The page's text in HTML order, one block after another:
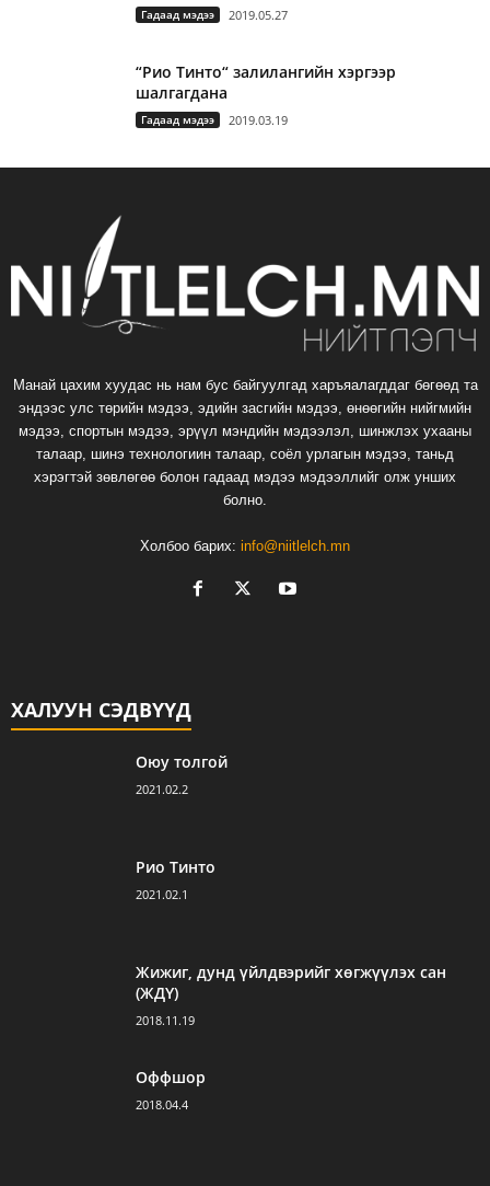
Гадаад мэдээ 2019.05.27
“Рио Тинто“ залилангийн хэргээр
шалгагдана
Гадаад мэдээ 2019.03.19
Манай цахим хуудас нь нам бус байгуулгад харъяалагддаг бөгөөд та
эндээс улс төрийн мэдээ, эдийн засгийн мэдээ, өнөөгийн нийгмийн
мэдээ, спортын мэдээ, эрүүл мэндийн мэдээлэл, шинжлэх ухааны
талаар, шинэ технологиин талаар, соёл урлагын мэдээ, таньд
хэрэгтэй зөвлөгөө болон гадаад мэдээ мэдээллийг олж унших
болно.
Холбоо барих: info@niitlelch.mn
ХАЛУУН СЭДВҮҮД
Оюу толгой
2021.02.2
Рио Тинто
2021.02.1
Жижиг, дунд үйлдвэрийг хөгжүүлэх сан
(ЖДҮ)
2018.11.19
Оффшор
2018.04.4